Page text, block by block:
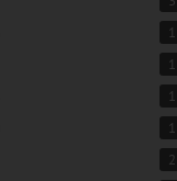
1
1
1
1
2